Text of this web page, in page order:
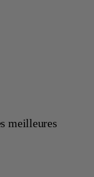
meilleures